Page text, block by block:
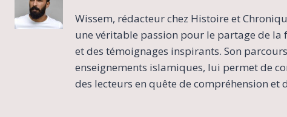
Wissem, rédacteur chez Histoire et
une véritable passion pour le partage de
et des témoignages inspirants. Son
enseignements islamiques, lui permet de
des lecteurs en quête de compréhension et